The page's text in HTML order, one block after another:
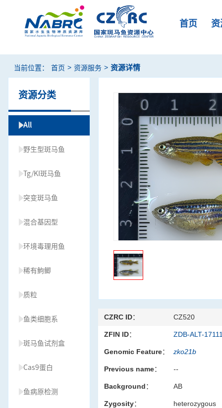
首页
当前位置： 首页 > 资源服务 > 资源详情
资源分类
All
野生型斑马鱼
Tg/KI斑马鱼
突变斑马鱼
混合基因型
环境毒理用鱼
稀有鮈鲫
质粒
鱼类细胞系
斑马鱼试剂盒
Cas9蛋白
鱼病原检测
CZRC ID： CZ520
ZFIN ID： ZDB-ALT-
Genomic Feature： zko21b
Previous name： --
Background： AB
Zygosity： heterozygous